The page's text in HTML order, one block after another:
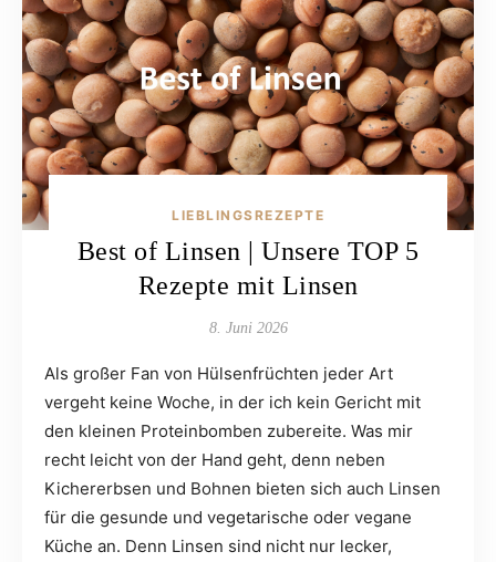
LIEBLINGSREZEPTE
Best of Linsen | Unsere TOP 5
Rezepte mit Linsen
8. Juni 2026
Als großer Fan von Hülsenfrüchten jeder Art
vergeht keine Woche, in der ich kein Gericht mit
den kleinen Proteinbomben zubereite. Was mir
recht leicht von der Hand geht, denn neben
Kichererbsen und Bohnen bieten sich auch Linsen
für die gesunde und vegetarische oder vegane
Küche an. Denn Linsen sind nicht nur lecker,